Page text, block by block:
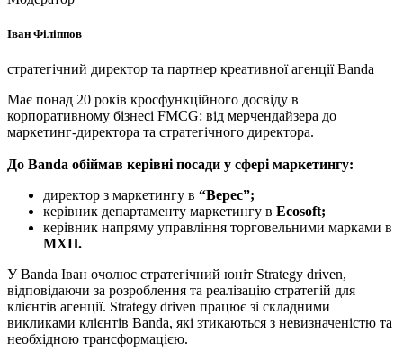
Іван Філіппов
стратегічний директор та партнер креативної агенції Banda
Має понад 20 років кросфункційного досвіду в
корпоративному бізнесі FMCG: від мерчендайзера до
маркетинг-директора та стратегічного директора.
До Banda обіймав керівні посади у сфері маркетингу:
директор з маркетингу в “Верес”;
керівник департаменту маркетингу в Ecosoft;
керівник напряму управління торговельними марками в
МХП.
У Banda Іван очолює стратегічний юніт Strategy driven,
відповідаючи за розроблення та реалізацію стратегій для
клієнтів агенції. Strategy driven працює зі складними
викликами клієнтів Banda, які зтикаються з невизначеністю та
необхідною трансформацією.